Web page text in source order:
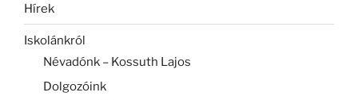
Hírek
Iskolánkról
Névadónk – Kossuth Lajos
Dolgozóink